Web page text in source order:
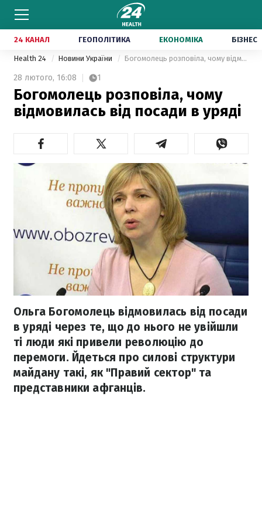
24 КАНАЛ ГЕОПОЛІТИКА ЕКОНОМІКА БІЗНЕС
Health 24 Новини України Богомолець розповіла, чому відмовилась від посади в уряді
28 лютого, 16:08 1
Богомолець розповіла, чому
відмовилась від посади в уряді
Ольга Богомолець відмовилась від посади
в уряді через те, що до нього не увійшли
ті люди які привели революцію до
перемоги. Йдеться про силові структури
майдану такі, як "Правий сектор" та
представники афганців.